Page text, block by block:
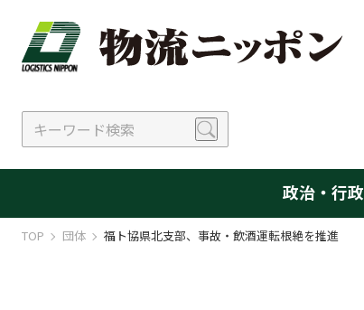
政治・行政
TOP 団体 福ト協県北支部、事故・飲酒運転根絶を推進